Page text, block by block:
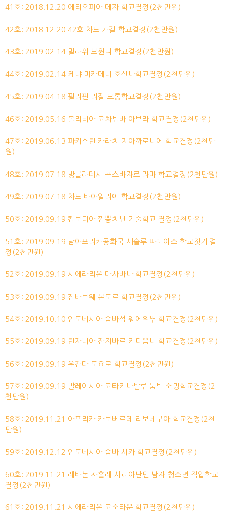
41호: 2018.12.20 에티오피아 메자 학교결정(2천만원)
42호: 2018.12.20 42호 차드 가갈 학교결정(2천만원)
43호: 2019.02.14 말라위 브윈디 학교결정(2천만원)
44호: 2019.02.14 케냐 미카메니 호산나학교결정(2천만원)
45호: 2019.04.18 필리핀 리잘 모롱학교결정(2천만원)
46호: 2019.05.16 볼리비아 코차밤바 아브라 학교결정(2천만원)
47호: 2019.06.13 파키스탄 카라치 지아까로니에 학교결정(2천만
원)
48호: 2019.07.18 방글라데시 콕스바자르 라마 학교결정(2천만원)
49호: 2019.07.18 차드 바아일리에 학교결정(2천만원)
50호: 2019.09.19 캄보디아 깜뽕치난 기술학교 결정(2천만원)
51호: 2019.09.19 남아프리카공화국 세술루 파레이스 학교짓기 결
정(2천만원)
52호: 2019.09.19 시에라리온 마사바나 학교결정(2천만원)
53호: 2019.09.19 짐바브웨 몬도르 학교결정(2천만원)
54호: 2019.10.10 인도네시아 숨바섬 웨에위뚜 학교결정(2천만원)
55호: 2019.09.19 탄자니아 잔지바르 키디음니 학교결정(2천만원)
56호: 2019.09.19 우간다 도요로 학교결정(2천만원)
57호: 2019.09.19 말레이시아 코타키나발루 눔박 소망학교결정(2
천만원)
58호: 2019.11.21 아프리카 카보베르데 리보네구아 학교결정(2천
만원)
59호: 2019.12.12 인도네시아 숨바 시카 학교결정(2천만원)
60호: 2019.11.21 레바논 자흘레 시리아난민 남자 청소년 직업학교
결정(2천만원)
61호: 2019.11.21 시에라리온 코소타운 학교결정(2천만원)